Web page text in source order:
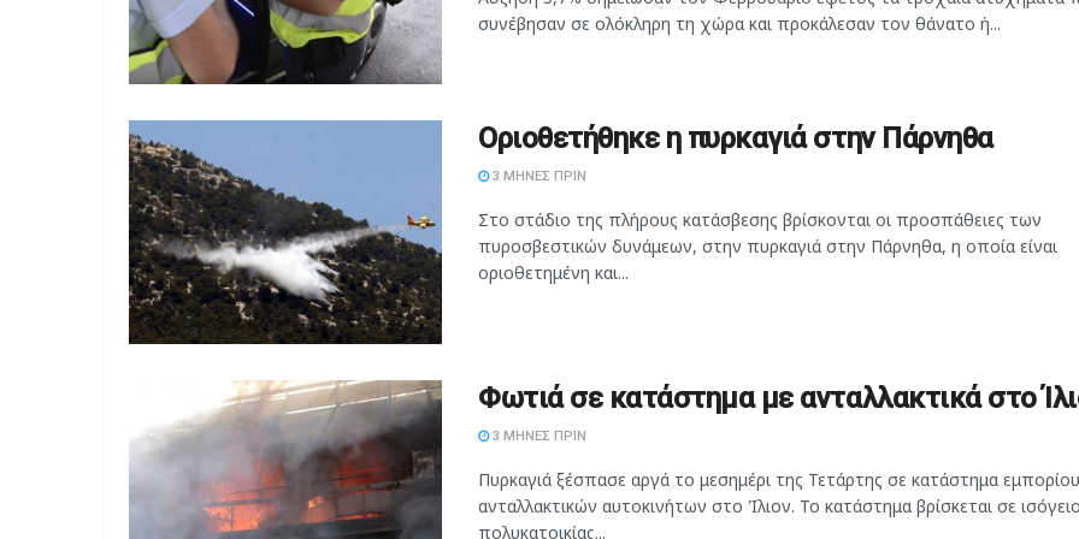
συνέβησαν σε ολόκληρη τη χώρα και προκάλεσαν τον θάνατο ή...
Οριοθετήθηκε η πυρκαγιά στην Πάρνηθα
3 ΜΉΝΕΣ ΠΡΙΝ
Στο στάδιο της πλήρους κατάσβεσης βρίσκονται οι προσπάθειες των
πυροσβεστικών δυνάμεων, στην πυρκαγιά στην Πάρνηθα, η οποία είναι
οριοθετημένη και...
Φωτιά σε κατάστημα με ανταλλακτικά στο
3 ΜΉΝΕΣ ΠΡΙΝ
Πυρκαγιά ξέσπασε αργά το μεσημέρι της Τετάρτης σε κατάστημα εμπορίου
ανταλλακτικών αυτοκινήτων στο Ίλιον. Το κατάστημα βρίσκεται σε ισόγειο
πολυκατοικίας...